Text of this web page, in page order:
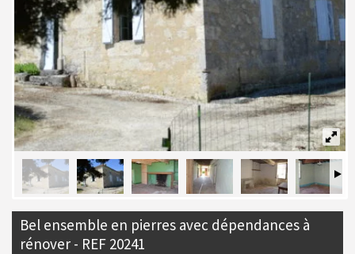
Bel ensemble en pierres avec dépendances à
rénover - REF 20241